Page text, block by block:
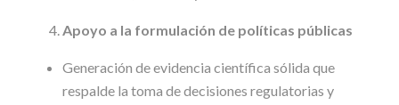
Apoyo a la formulación de políticas públicas
Generación de evidencia científica sólida que
respalde la toma de decisiones regulatorias y